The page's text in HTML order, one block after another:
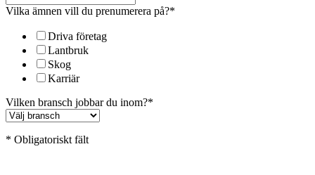
Vilka ämnen vill du prenumerera på?*
Driva företag
Lantbruk
Skog
Karriär
Vilken bransch jobbar du inom?*
* Obligatoriskt fält